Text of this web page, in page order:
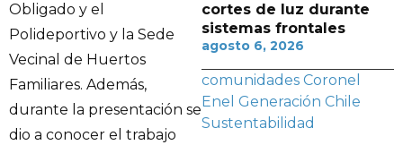
Obligado y el
Polideportivo y la Sede
Vecinal de Huertos
Familiares. Además,
durante la presentación se
dio a conocer el trabajo
cortes de luz durante
sistemas frontales
agosto 6, 2026
comunidades Coronel
Enel Generación Chile
Sustentabilidad